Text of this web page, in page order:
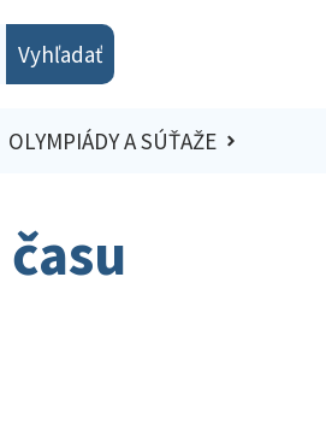
Vyhľadať
OLYMPIÁDY A SÚŤAŽE